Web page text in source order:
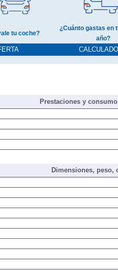
tu coche?
¿Cuánto gastas en
año?
Prestaciones y
Dimensiones, peso,